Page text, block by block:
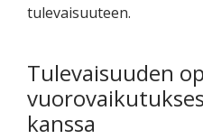
tulevaisuuteen.
Tulevaisuuden
kanssa